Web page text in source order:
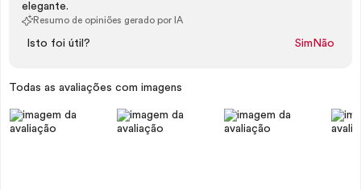
elegante.
Resumo de opiniões gerado por IA
Isto foi útil? Sim Não
Todas as avaliações com imagens